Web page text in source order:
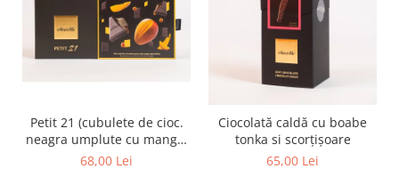
Petit 21 (cubulete de cioc.
neagra umplute cu mango)
110g
68,00 Lei
Ciocolată caldă cu boabe
tonka si scorțișoare
65,00 Lei